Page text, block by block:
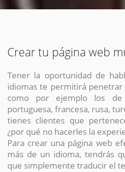
Crear tu página web
Tener la oportunidad de
idiomas te permitirá penetrar
como por ejemplo los de
portuguesa, francesa, rusa,
tienes clientes que
¿por qué no hacerles la
Para crear una página web
más de un idioma, tendrás
que simplemente traducir el